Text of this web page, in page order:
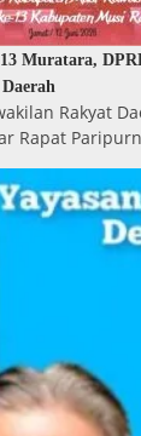
Muratara,
Rakyat
Rapat